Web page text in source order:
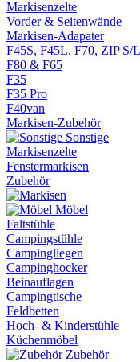
Markisenzelte
Vorder & Seitenwände
Markisen-Adapater
F45S, F45L, F70, ZIP S/L
F80 & F65
F35
F35 Pro
F40van
Markisen-Zubehör
Sonstige
Markisenzelte
Fenstermarkisen
Zubehör
Möbel
Faltstühle
Campingstühle
Campingliegen
Campinghocker
Beinauflagen
Campingtische
Feldbetten
Hoch- & Kinderstühle
Küchenmöbel
Zubehör